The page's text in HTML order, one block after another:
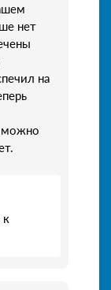
нет
на
можно